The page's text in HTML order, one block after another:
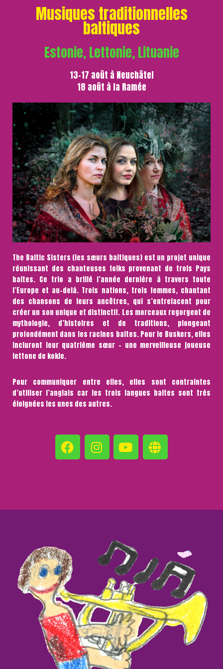
Musiques traditionnelles
baltiques
Estonie, Lettonie, Lituanie
13-17 août à Neuchâtel
18 août à la Ramée
The Baltic Sisters (les sœurs baltiques) est un projet unique
réunissant des chanteuses folks provenant de trois Pays
baltes. Ce trio a brillé l’année dernière à travers toute
l’Europe et au-delà. Trois nations, trois femmes, chantant
des chansons de leurs ancêtres, qui s’entrelacent pour
créer un son unique et distinctif. Les morceaux regorgent de
mythologie, d’histoires et de traditions, plongeant
profondément dans les racines baltes. Pour le Buskers, elles
incluront leur quatrième sœur – une merveilleuse joueuse
lettone de kokle.
Pour communiquer entre elles, elles sont contraintes
d’utiliser l’anglais car les trois langues baltes sont très
éloignées les unes des autres.